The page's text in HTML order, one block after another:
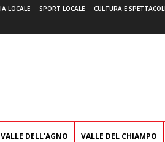
LOCALE SPORT LOCALE CULTURA E SPETTACOLI
VALLE DELL’AGNO VALLE DEL CHIAMPO